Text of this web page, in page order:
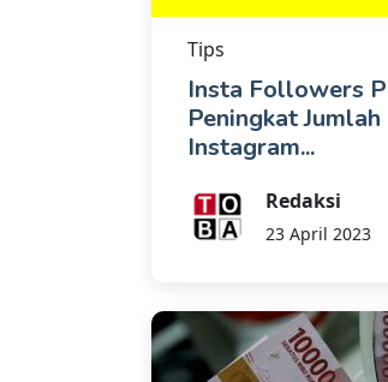
Tips
Insta Followers
Peningkat
Instagram...
Redaksi
23 April 2023